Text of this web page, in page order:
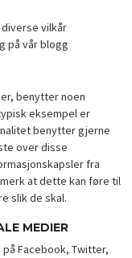
vilkår
på vår blogg
benytter noen
eksempel er
benytter gjerne
over disse
fra
at dette kan føre til
slik de skal.
MEDIER
på Facebook, Twitter,